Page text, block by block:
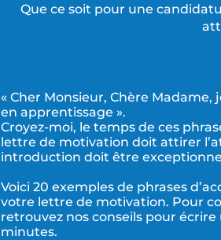
Que ce soit pour une
« Cher Monsieur, Chère
en apprentissage ».
Croyez-moi, le temps de ces
lettre de motivation doit attirer
introduction doit être
Voici 20 exemples de phrases
votre lettre de motivation. Pour
retrouvez nos conseils pour
minutes.